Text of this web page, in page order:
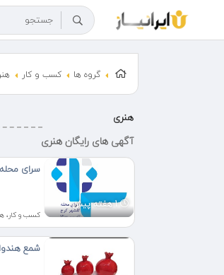
گروه ها کسب و کار
هنری
آگهی های رایگان هنری
1 هفته پیش
سرای
کسب و کار،
شمع